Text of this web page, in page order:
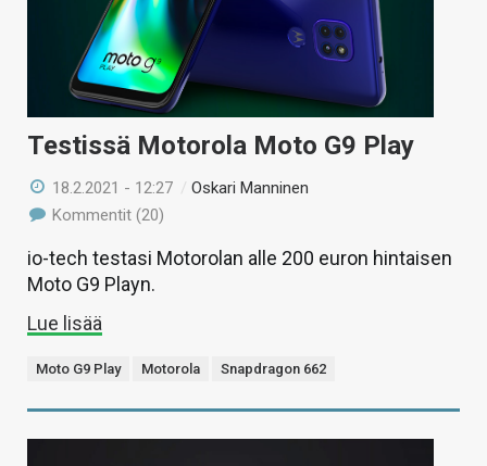
Testissä Motorola Moto G9 Play
18.2.2021 - 12:27 /Oskari Manninen
Kommentit (20)
io-tech testasi Motorolan alle 200 euron hintaisen
Moto G9 Playn.
Lue lisää
Moto G9 Play Motorola Snapdragon 662